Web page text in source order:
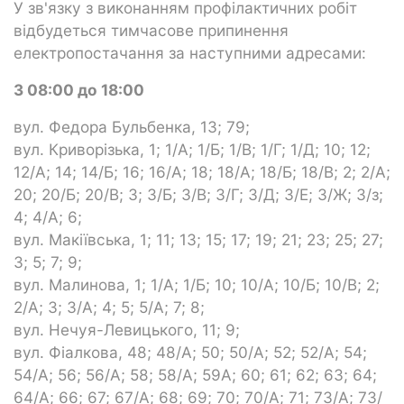
У зв'язку з виконанням профілактичних робіт
відбудеться тимчасове припинення
електропостачання за наступними адресами:
З 08:00 до 18:00
вул. Федора Бульбенка, 13; 79;
вул. Криворізька, 1; 1/А; 1/Б; 1/В; 1/Г; 1/Д; 10; 12;
12/А; 14; 14/Б; 16; 16/А; 18; 18/А; 18/Б; 18/В; 2; 2/А;
20; 20/Б; 20/В; 3; 3/Б; 3/В; 3/Г; 3/Д; 3/Е; 3/Ж; 3/з;
4; 4/А; 6;
вул. Макіївська, 1; 11; 13; 15; 17; 19; 21; 23; 25; 27;
3; 5; 7; 9;
вул. Малинова, 1; 1/А; 1/Б; 10; 10/А; 10/Б; 10/В; 2;
2/А; 3; 3/А; 4; 5; 5/А; 7; 8;
вул. Нечуя-Левицького, 11; 9;
вул. Фіалкова, 48; 48/А; 50; 50/А; 52; 52/А; 54;
54/А; 56; 56/А; 58; 58/А; 59А; 60; 61; 62; 63; 64;
64/А; 66; 67; 67/А; 68; 69; 70; 70/А; 71; 73/А; 73/